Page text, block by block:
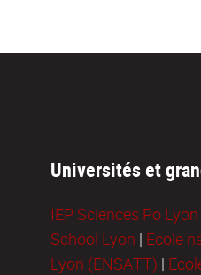
Universités et
IEP Sciences Po Lyon
School Lyon | Ecole
Lyon (ENSATT) |